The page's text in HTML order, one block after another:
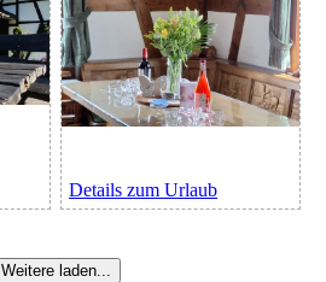
Details zum Urlaub
Weitere laden...